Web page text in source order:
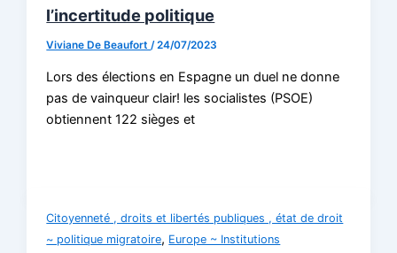
l’incertitude politique
Viviane De Beaufort/24/07/2023
Lors des élections en Espagne un duel ne donne
pas de vainqueur clair! les socialistes (PSOE)
obtiennent 122 sièges et
Citoyenneté , droits et libertés publiques , état de droit
~ politique migratoire, Europe ~ Institutions